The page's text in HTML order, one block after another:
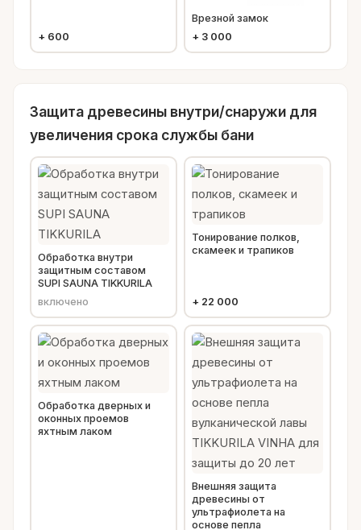
+ 600
Врезной замок
+ 3 000
Защита древесины внутри/снаружи для
увеличения срока службы бани
Обработка внутри
защитным составом
SUPI SAUNA TIKKURILA
включено
Тонирование полков,
скамеек и трапиков
+ 22 000
Обработка дверных и
оконных проемов
яхтным лаком
Внешняя защита
древесины от
ультрафиолета на
основе пепла